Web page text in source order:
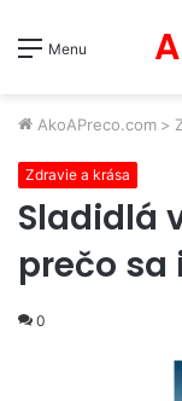
Menu
AkoAPreco.com >
Zdravie a krása
Sladidlá
prečo
0